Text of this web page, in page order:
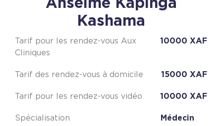
Anselme Kapinga
Kashama
Tarif pour les rendez-vous Aux
Cliniques
10000 XAF
Tarif des rendez-vous à domicile 15000 XAF
Tarif pour les rendez-vous vidéo 10000 XAF
Spécialisation
Médecin